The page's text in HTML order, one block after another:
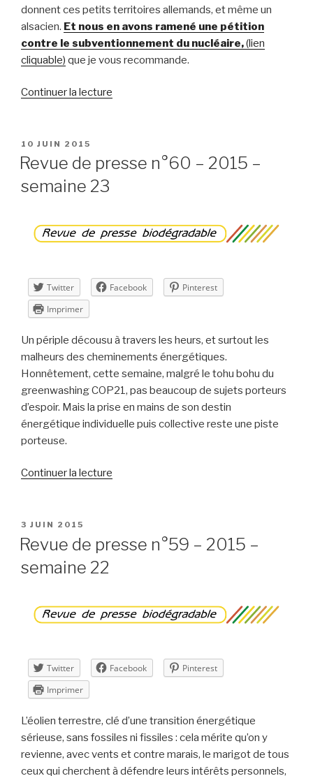
donnent ces petits territoires allemands, et même un
alsacien. Et nous en avons ramené une pétition
contre le subventionnement du nucléaire,(lien
cliquable) que je vous recommande.
Continuer la lecture
n°61
semaine
24 »
PUBLIÉ
LE
10 JUIN 2015
Revue de presse n°60 – 2015 –
semaine 23
Twitter Facebook
Pinterest
Imprimer
Un périple décousu à travers les heurs, et surtout les
malheurs des cheminements énergétiques.
Honnêtement, cette semaine, malgré le tohu bohu du
greenwashing COP21, pas beaucoup de sujets porteurs
d’espoir. Mais la prise en mains de son destin
énergétique individuelle puis collective reste une piste
porteuse.
Continuer la lecture
n°60
semaine
23 »
PUBLIÉ
LE
3 JUIN 2015
Revue de presse n°59 – 2015 –
semaine 22
Twitter Facebook
Pinterest
Imprimer
L’éolien terrestre, clé d’une transition énergétique
sérieuse, sans fossiles ni fissiles : cela mérite qu’on y
revienne, avec vents et contre marais, le marigot de tous
ceux qui cherchent à défendre leurs intérêts personnels,